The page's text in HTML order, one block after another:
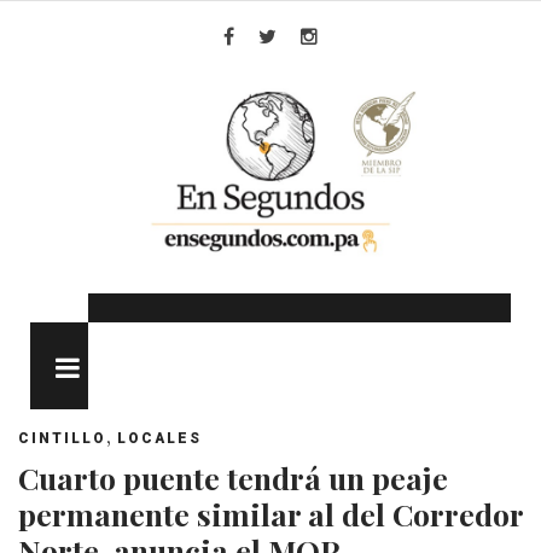
CINTILLO , LOCALES
Cuarto puente tendrá un peaje
permanente similar al del Corredor